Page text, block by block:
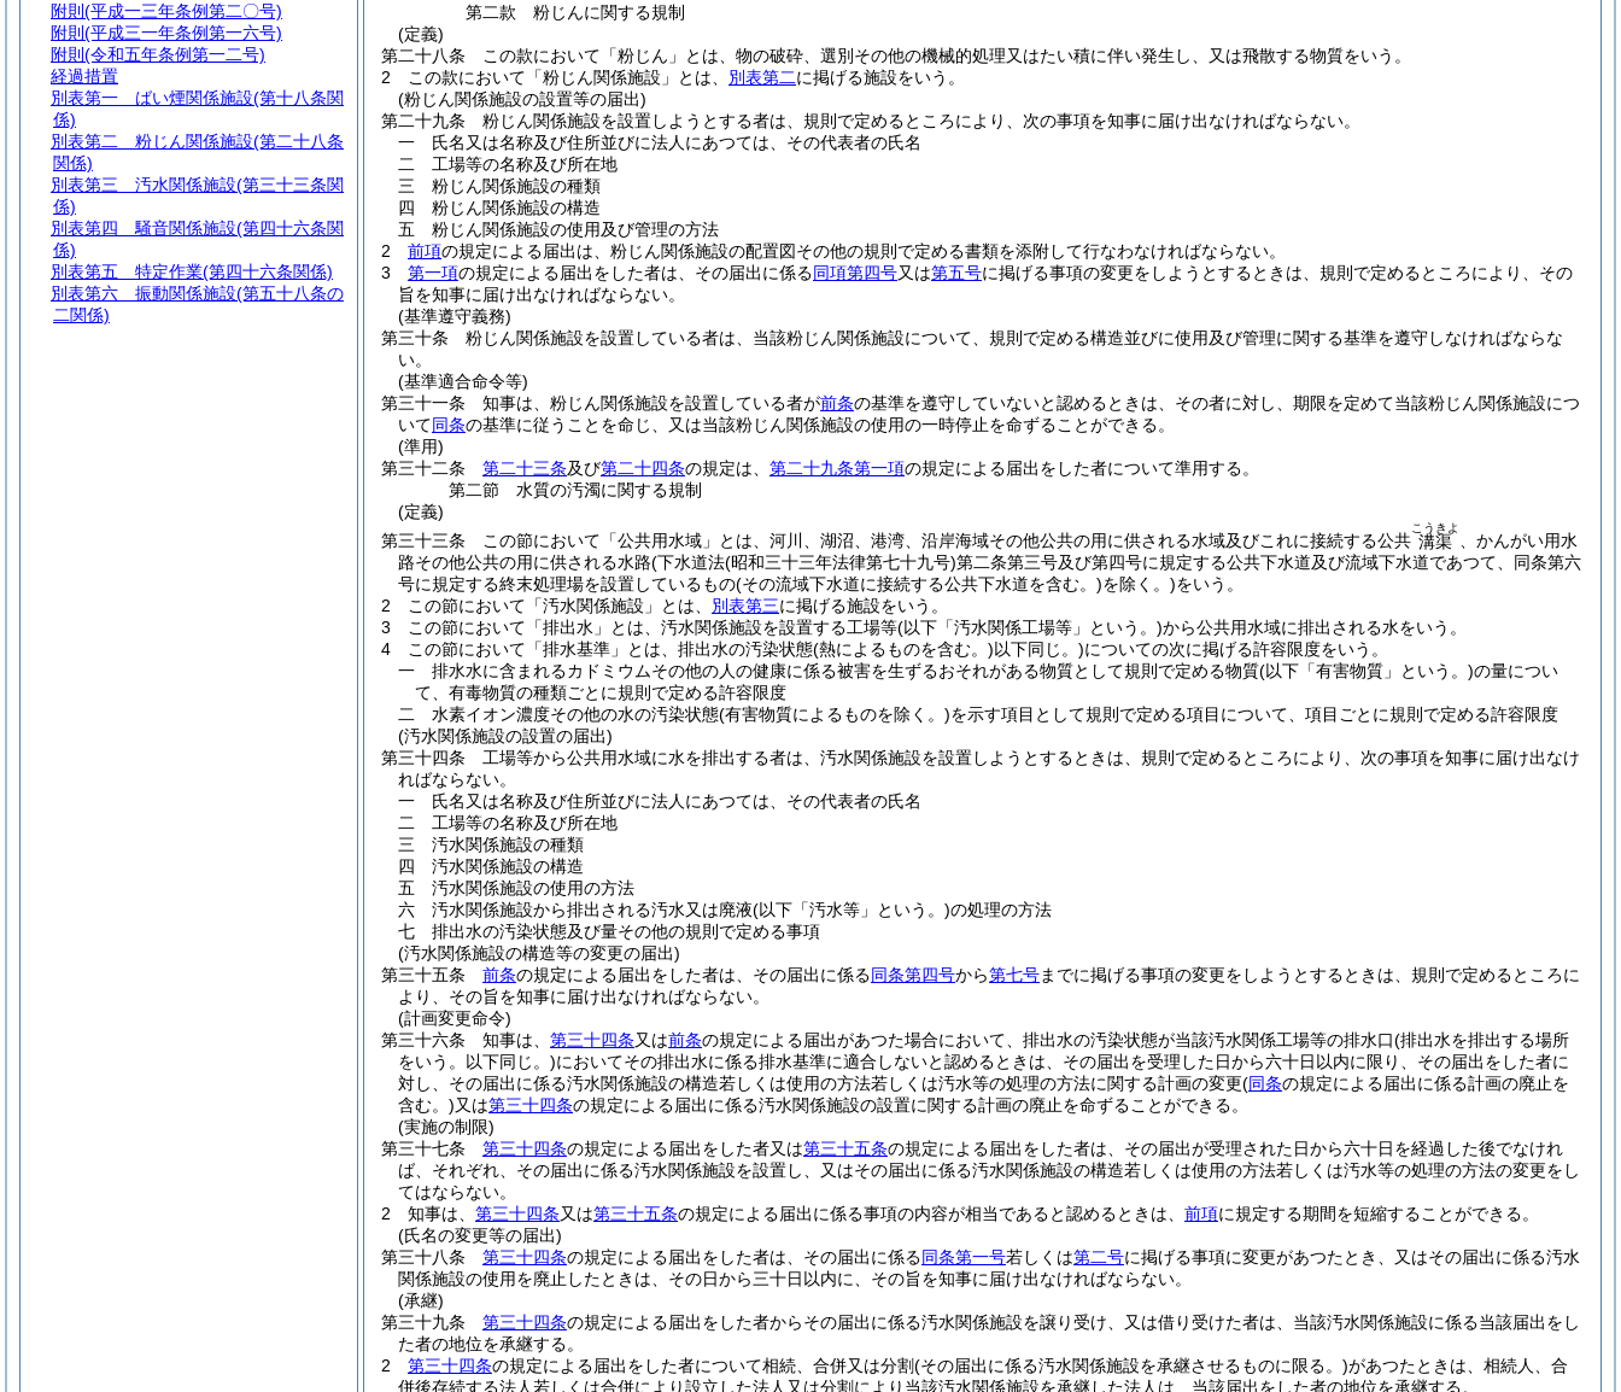
第二款
粉じんに関する規制
(定義)
第二十八条
この款において「粉じん」とは、物の破砕、選別その他の機械的処理又はたい積に伴い発生し、又は飛散する物質をいう。
2
この款において「粉じん関係施設」とは、 別表第二に掲げる施設をいう。
(粉じん関係施設の設置等の届出)
第二十九条
粉じん関係施設を設置しようとする者は、規則で定めるところにより、次の事項を知事に届け出なければならない。
一
氏名又は名称及び住所並びに法人にあつては、その代表者の氏名
二
工場等の名称及び所在地
三
粉じん関係施設の種類
四
粉じん関係施設の構造
五
粉じん関係施設の使用及び管理の方法
2
前項の規定による届出は、粉じん関係施設の配置図その他の規則で定める書類を添附して行なわなければならない。
3
第一項の規定による届出をした者は、その届出に係る同項第四号又は第五号に掲げる事項の変更をしようとするときは、規則で定めるところにより、その
旨を知事に届け出なければならない。
(基準遵守義務)
第三十条
粉じん関係施設を設置している者は、当該粉じん関係施設について、規則で定める構造並びに使用及び管理に関する基準を遵守しなければならな
い。
(基準適合命令等)
第三十一条
知事は、粉じん関係施設を設置している者が前条の基準を遵守していないと認めるときは、その者に対し、期限を定めて当該粉じん関係施設につ
いて同条の基準に従うことを命じ、又は当該粉じん関係施設の使用の一時停止を命ずることができる。
(準用)
第三十二条
第二十三条及び第二十四条の規定は、 第二十九条第一項の規定による届出をした者について準用する。
第二節
水質の汚濁に関する規制
(定義)
第三十三条
この節において「公共用水域」とは、河川、湖沼、港湾、沿岸海域その他公共の用に供される水域及びこれに接続する公共 溝渠
こうきよ
、かんがい用水
路その他公共の用に供される水路(下水道法(昭和三十三年法律第七十九号)第二条第三号及び第四号に規定する公共下水道及び流域下水道であつて、同条第六
号に規定する終末処理場を設置しているもの(その流域下水道に接続する公共下水道を含む。)を除く。)をいう。
2
この節において「汚水関係施設」とは、 別表第三に掲げる施設をいう。
3
この節において「排出水」とは、汚水関係施設を設置する工場等(以下「汚水関係工場等」という。)から公共用水域に排出される水をいう。
4
この節において「排水基準」とは、排出水の汚染状態(熱によるものを含む。)以下同じ。 )についての次に掲げる許容限度をいう。
一
排水水に含まれるカドミウムその他の人の健康に係る被害を生ずるおそれがある物質として規則で定める物質(以下「有害物質」という。)の量につい
て、有毒物質の種類ごとに規則で定める許容限度
二
水素イオン濃度その他の水の汚染状態(有害物質によるものを除く。)を示す項目として規則で定める項目について、項目ごとに規則で定める許容限度
(汚水関係施設の設置の届出)
第三十四条
工場等から公共用水域に水を排出する者は、汚水関係施設を設置しようとするときは、規則で定めるところにより、次の事項を知事に届け出なけ
ればならない。
一
氏名又は名称及び住所並びに法人にあつては、その代表者の氏名
二
工場等の名称及び所在地
三
汚水関係施設の種類
四
汚水関係施設の構造
五
汚水関係施設の使用の方法
六
汚水関係施設から排出される汚水又は廃液(以下「汚水等」という。)の処理の方法
七
排出水の汚染状態及び量その他の規則で定める事項
(汚水関係施設の構造等の変更の届出)
第三十五条
前条の規定による届出をした者は、その届出に係る同条第四号から第七号までに掲げる事項の変更をしようとするときは、規則で定めるところに
より、その旨を知事に届け出なければならない。
(計画変更命令)
第三十六条
知事は、 第三十四条又は前条の規定による届出があつた場合において、排出水の汚染状態が当該汚水関係工場等の排水口(排出水を排出する場所
をいう。以下同じ。)においてその排出水に係る排水基準に適合しないと認めるときは、その届出を受理した日から六十日以内に限り、その届出をした者に
対し、その届出に係る汚水関係施設の構造若しくは使用の方法若しくは汚水等の処理の方法に関する計画の変更(同条の規定による届出に係る計画の廃止を
含む。)又は第三十四条の規定による届出に係る汚水関係施設の設置に関する計画の廃止を命ずることができる。
(実施の制限)
第三十七条
第三十四条の規定による届出をした者又は第三十五条の規定による届出をした者は、その届出が受理された日から六十日を経過した後でなけれ
ば、それぞれ、その届出に係る汚水関係施設を設置し、又はその届出に係る汚水関係施設の構造若しくは使用の方法若しくは汚水等の処理の方法の変更をし
てはならない。
2
知事は、 第三十四条又は第三十五条の規定による届出に係る事項の内容が相当であると認めるときは、 前項に規定する期間を短縮することができる。
(氏名の変更等の届出)
第三十八条
第三十四条の規定による届出をした者は、その届出に係る同条第一号若しくは第二号に掲げる事項に変更があつたとき、又はその届出に係る汚水
関係施設の使用を廃止したときは、その日から三十日以内に、その旨を知事に届け出なければならない。
(承継)
第三十九条
第三十四条の規定による届出をした者からその届出に係る汚水関係施設を譲り受け、又は借り受けた者は、当該汚水関係施設に係る当該届出をし
た者の地位を承継する。
2
第三十四条の規定による届出をした者について相続、合併又は分割(その届出に係る汚水関係施設を承継させるものに限る。)があつたときは、相続人、合
併後存続する法人若しくは合併により設立した法人又は分割により当該汚水関係施設を承継した法人は、当該届出をした者の地位を承継する。
附則 (平成一三年条例第二〇号)
附則 (平成三一年条例第一六号)
附則 (令和五年条例第一二号)
経過措置
別表第一 ばい煙関係施設(第十八条関
係)
別表第二
粉じん関係施設(第二十八条
関係)
別表第三 汚水関係施設(第三十三条関
係)
別表第四 騒音関係施設(第四十六条関
係)
別表第五 特定作業(第四十六条関係)
別表第六 振動関係施設(第五十八条の
二関係)